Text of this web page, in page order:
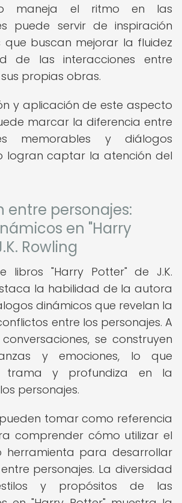
maneja el ritmo en las
puede servir de inspiración
buscan mejorar la fluidez
de las interacciones entre
propias obras.
y aplicación de este aspecto
marcar la diferencia entre
memorables y diálogos
logran captar la atención del
entre personajes:
en "Harry
Rowling
libros "Harry Potter" de J.K.
la habilidad de la autora
dinámicos que revelan la
entre los personajes. A
se construyen
y emociones, lo que
trama y profundiza en la
personajes.
tomar como referencia
comprender cómo utilizar el
herramienta para desarrollar
personajes. La diversidad
y propósitos de las